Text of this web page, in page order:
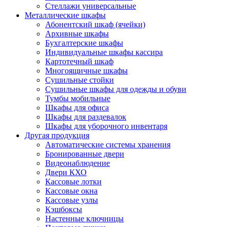
Стеллажи универсальные
Металлические шкафы
Абонентский шкаф (ячейки)
Архивные шкафы
Бухгалтерские шкафы
Индивидуальные шкафы кассира
Картотечный шкаф
Многоящичные шкафы
Сушильные стойки
Сушильные шкафы для одежды и обуви
Тумбы мобильные
Шкафы для офиса
Шкафы для раздевалок
Шкафы для уборочного инвентаря
Другая продукция
Автоматические системы хранения
Бронированные двери
Видеонаблюдение
Двери КХО
Кассовые лотки
Кассовые окна
Кассовые узлы
Кэшбоксы
Настенные ключницы